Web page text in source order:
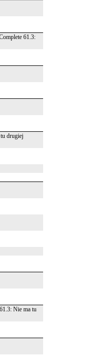
61.3:
drugiej
Nie ma tu